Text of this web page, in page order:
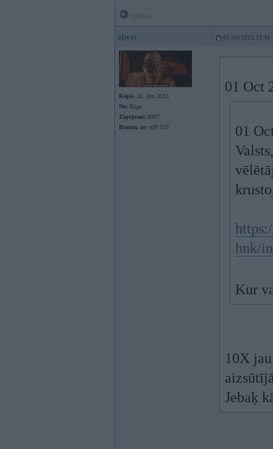
abyss 01. Oct 2023, 13:41
Kopš: 26. Jun 2013
No: Rīga
Ziņojumi: 8907
Braucu ar: e39 523
01 Oct
01
hnk/
Kur
10X
Jebaķ